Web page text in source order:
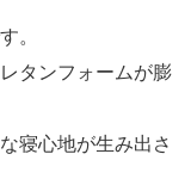
。
タンフォームが膨
寝心地が生み出さ